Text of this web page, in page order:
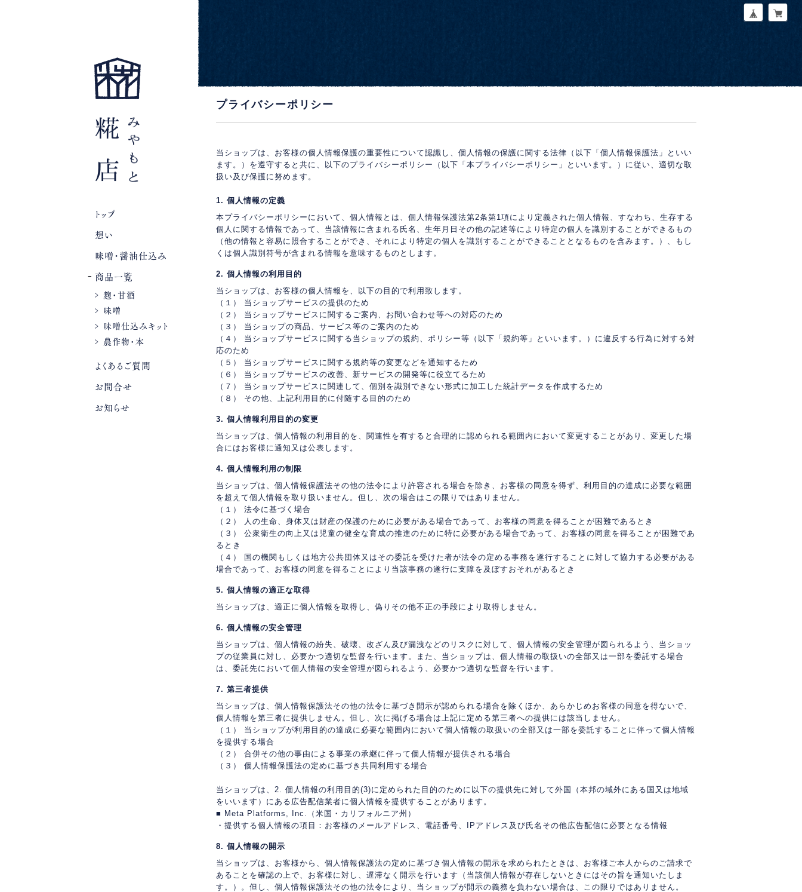
トップ
想い
味噌・醤油仕込み
商品一覧
麹・甘酒
味噌
味噌仕込みキット
農作物・本
よくあるご質問
お問合せ
お知らせ
プライバシーポリシー
当ショップは、お客様の個人情報保護の重要性について認識し、個人情報の保護に関する法律（以下「個人情報保護法」といい
ます。）を遵守すると共に、以下のプライバシーポリシー（以下「本プライバシーポリシー」といいます。）に従い、適切な取
扱い及び保護に努めます。
1. 個人情報の定義
本プライバシーポリシーにおいて、個人情報とは、個人情報保護法第2条第1項により定義された個人情報、すなわち、生存する
個人に関する情報であって、当該情報に含まれる氏名、生年月日その他の記述等により特定の個人を識別することができるもの
（他の情報と容易に照合することができ、それにより特定の個人を識別することができることとなるものを含みます。）、もし
くは個人識別符号が含まれる情報を意味するものとします。
2. 個人情報の利用目的
当ショップは、お客様の個人情報を、以下の目的で利用致します。
（１） 当ショップサービスの提供のため
（２） 当ショップサービスに関するご案内、お問い合わせ等への対応のため
（３） 当ショップの商品、サービス等のご案内のため
（４） 当ショップサービスに関する当ショップの規約、ポリシー等（以下「規約等」といいます。）に違反する行為に対する対
応のため
（５） 当ショップサービスに関する規約等の変更などを通知するため
（６） 当ショップサービスの改善、新サービスの開発等に役立てるため
（７） 当ショップサービスに関連して、個別を識別できない形式に加工した統計データを作成するため
（８） その他、上記利用目的に付随する目的のため
3. 個人情報利用目的の変更
当ショップは、個人情報の利用目的を、関連性を有すると合理的に認められる範囲内において変更することがあり、変更した場
合にはお客様に通知又は公表します。
4. 個人情報利用の制限
当ショップは、個人情報保護法その他の法令により許容される場合を除き、お客様の同意を得ず、利用目的の達成に必要な範囲
を超えて個人情報を取り扱いません。但し、次の場合はこの限りではありません。
（１） 法令に基づく場合
（２） 人の生命、身体又は財産の保護のために必要がある場合であって、お客様の同意を得ることが困難であるとき
（３） 公衆衛生の向上又は児童の健全な育成の推進のために特に必要がある場合であって、お客様の同意を得ることが困難であ
るとき
（４） 国の機関もしくは地方公共団体又はその委託を受けた者が法令の定める事務を遂行することに対して協力する必要がある
場合であって、お客様の同意を得ることにより当該事務の遂行に支障を及ぼすおそれがあるとき
5. 個人情報の適正な取得
当ショップは、適正に個人情報を取得し、偽りその他不正の手段により取得しません。
6. 個人情報の安全管理
当ショップは、個人情報の紛失、破壊、改ざん及び漏洩などのリスクに対して、個人情報の安全管理が図られるよう、当ショッ
プの従業員に対し、必要かつ適切な監督を行います。また、当ショップは、個人情報の取扱いの全部又は一部を委託する場合
は、委託先において個人情報の安全管理が図られるよう、必要かつ適切な監督を行います。
7. 第三者提供
当ショップは、個人情報保護法その他の法令に基づき開示が認められる場合を除くほか、あらかじめお客様の同意を得ないで、
個人情報を第三者に提供しません。但し、次に掲げる場合は上記に定める第三者への提供には該当しません。
（１） 当ショップが利用目的の達成に必要な範囲内において個人情報の取扱いの全部又は一部を委託することに伴って個人情報
を提供する場合
（２） 合併その他の事由による事業の承継に伴って個人情報が提供される場合
（３） 個人情報保護法の定めに基づき共同利用する場合
当ショップは、2. 個人情報の利用目的(3)に定められた目的のために以下の提供先に対して外国（本邦の域外にある国又は地域
をいいます）にある広告配信業者に個人情報を提供することがあります。
■ Meta Platforms, Inc.（米国・カリフォルニア州）
・提供する個人情報の項目：お客様のメールアドレス、電話番号、IPアドレス及び氏名その他広告配信に必要となる情報
8. 個人情報の開示
当ショップは、お客様から、個人情報保護法の定めに基づき個人情報の開示を求められたときは、お客様ご本人からのご請求で
あることを確認の上で、お客様に対し、遅滞なく開示を行います（当該個人情報が存在しないときにはその旨を通知いたしま
す。）。但し、個人情報保護法その他の法令により、当ショップが開示の義務を負わない場合は、この限りではありません。